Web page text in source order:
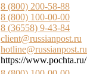
8 (800) 200-58-88
8 (800) 100-00-00
8 (36558) 9-43-84
client@russianpost.ru
hotline@russianpost.ru
https://www.pochta.ru/